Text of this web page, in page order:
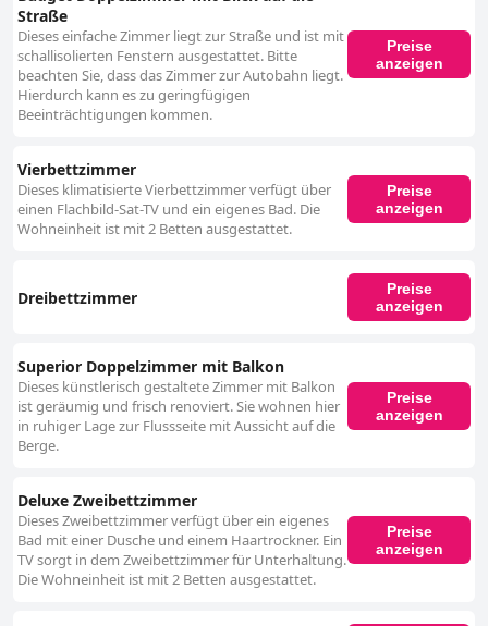
Wahl für Familien und bietet geräumige Unterkünfte und eine einladende
Atmosphäre, die durch zwei charmante Bernhardinerhunde noch
verstärkt wird. Die familiäre Umgebung sorgt dafür, dass sich sowohl
Eltern als auch Kinder wirklich umsorgt fühlen, wobei die
Gemeinschaftsbereiche Räume zur Entspannung und zum Knüpfen von
Kontakten bieten. Die Betten werden für ihren Komfort gelobt, wobei die
meisten Gäste erholsame Nächte auf gut gepflegten Matratzen und
empfanden, ist der allgemeine Konsens, dass sie komfortabel und
entspannend sind. Das Hotel bietet ein ausgezeichnetes Preis-Leistungs-
Verhältnis und entspricht den Erwartungen an ein Drei-Sterne-Haus, was
es zu einer fantastischen Wahl für Familien und Reisende macht, die
einem starken Fokus auf Barrierefreiheit, sorgt dafür, dass alle Gäste ein
unvergessliches und angenehmes Erlebnis im Gasthof Badl - Bed &
Straße
Dieses einfache Zimmer liegt zur Straße und ist mit
schallisolierten Fenstern ausgestattet. Bitte
beachten Sie, dass das Zimmer zur Autobahn liegt.
Hierdurch kann es zu geringfügigen
Beeinträchtigungen kommen.
Preise
anzeigen
Vierbettzimmer
Dieses klimatisierte Vierbettzimmer verfügt über
einen Flachbild-Sat-TV und ein eigenes Bad. Die
Wohneinheit ist mit 2 Betten ausgestattet.
Preise
anzeigen
Dreibettzimmer
Preise
anzeigen
Superior Doppelzimmer mit Balkon
Dieses künstlerisch gestaltete Zimmer mit Balkon
ist geräumig und frisch renoviert. Sie wohnen hier
in ruhiger Lage zur Flussseite mit Aussicht auf die
Berge.
Preise
anzeigen
Deluxe Zweibettzimmer
Dieses Zweibettzimmer verfügt über ein eigenes
Bad mit einer Dusche und einem Haartrockner. Ein
TV sorgt in dem Zweibettzimmer für Unterhaltung.
Die Wohneinheit ist mit 2 Betten ausgestattet.
Preise
anzeigen